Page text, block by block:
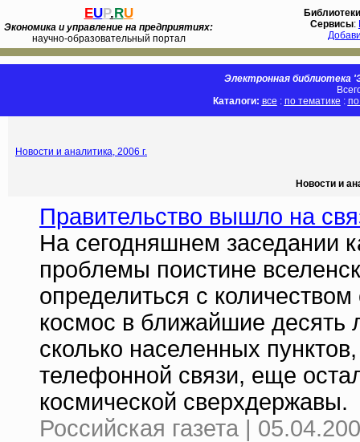
EUP.RU
Экономика и управление на предприятиях:
научно-образовательный портал
Библиотеки
Сервисы:
Электронная библиотека
Каталоги: все : по тематике :
Новости и аналитика, 2006 г.
Новости и
Правительство вышло на
На сегодняшнем заседании
проблемы поистине
определиться с
космос в ближайшие десять
сколько населенных
телефонной связи, еще
космической сверхдержавы.
Российская газета |